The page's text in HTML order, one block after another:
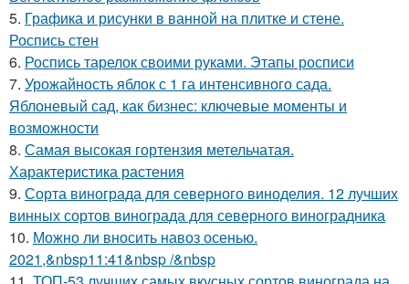
5. Графика и рисунки в ванной на плитке и стене.
Роспись стен
6. Роспись тарелок своими руками. Этапы росписи
7. Урожайность яблок с 1 га интенсивного сада.
Яблоневый сад, как бизнес: ключевые моменты и
возможности
8. Самая высокая гортензия метельчатая.
Характеристика растения
9. Сорта винограда для северного виноделия. 12 лучших
винных сортов винограда для северного виноградника
10. Можно ли вносить навоз осенью.
2021,&nbsp11:41&nbsp /&nbsp